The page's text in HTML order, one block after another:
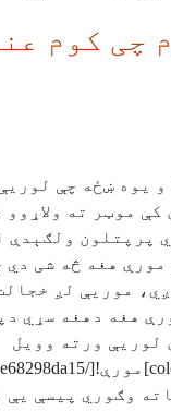
چی کوم
یوه ښځه چې
کې موټر ته
پرپتلون ولګېدې
هغه څه شی دي
موریې لږ
هغه دهغه سړي
لوریې ورته وویل
وګوري پیسې یې